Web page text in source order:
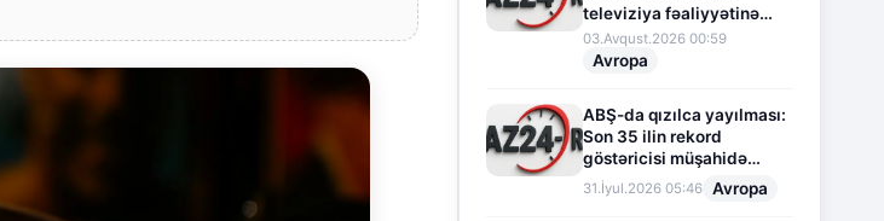
televiziya fəaliyyətinə
fasilə verir
03.Avqust.2026 00:59
Avropa
ABŞ-da qızılca yayılması:
Son 35 ilin rekord
göstəricisi müşahidə
olunur
31.İyul.2026 05:46 Avropa